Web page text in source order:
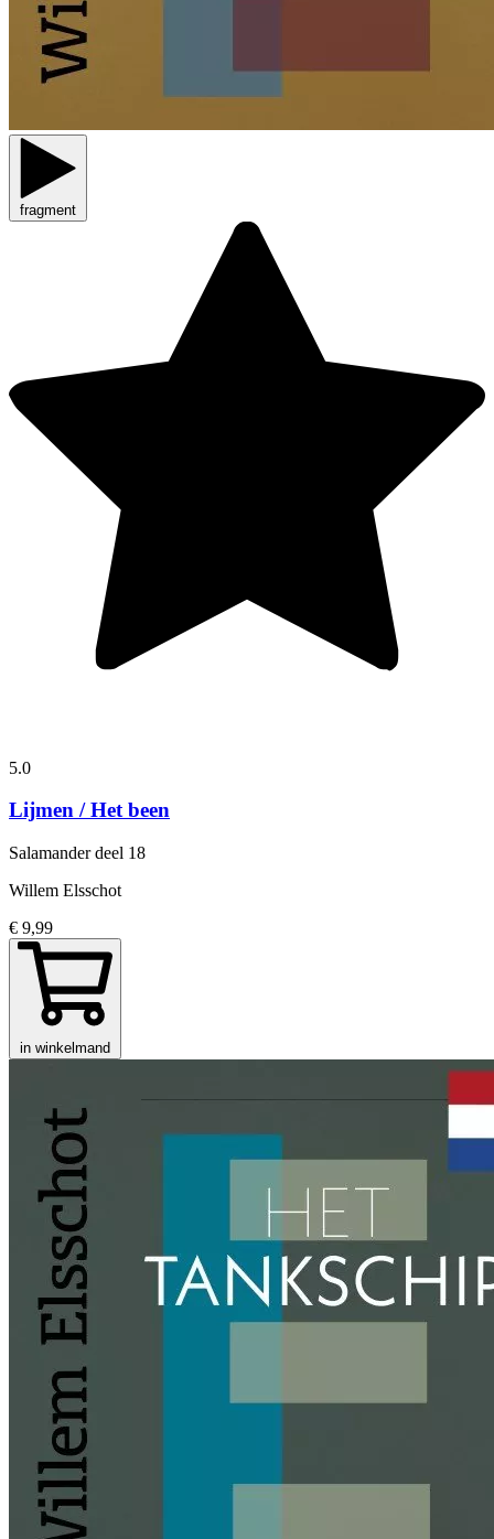
fragment
5.0
Lijmen / Het been
Salamanderdeel 18
Willem Elsschot
€ 9,99
in winkelmand